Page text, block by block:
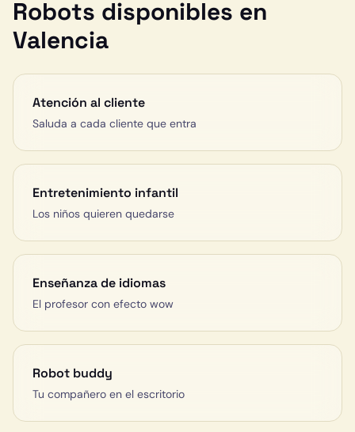
Robots disponibles en
Valencia
Atención al cliente
Saluda a cada cliente que entra
Entretenimiento infantil
Los niños quieren quedarse
Enseñanza de idiomas
El profesor con efecto wow
Robot buddy
Tu compañero en el escritorio